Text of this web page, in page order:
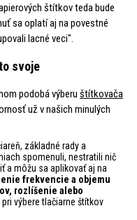
štítkov teda bude
sa oplatí aj na povestné
lacné veci".
svoje
podobá výberu štítkovača
už v našich minulých
základné rady a
spomenuli, nestratili nič
a môžu sa aplikovať aj na
frekvencie a objemu
rozlíšenie alebo
výbere tlačiarne štítkov